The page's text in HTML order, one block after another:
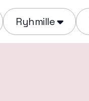
Ryhmille